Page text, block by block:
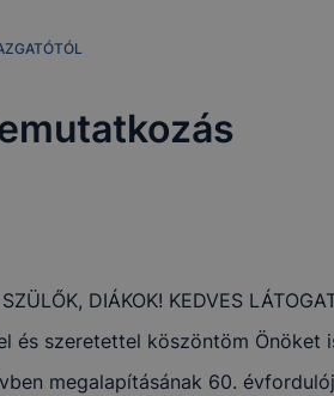
DIÁKOK! KEDVES
és szeretettel köszöntöm Önöket
megalapításának 60.